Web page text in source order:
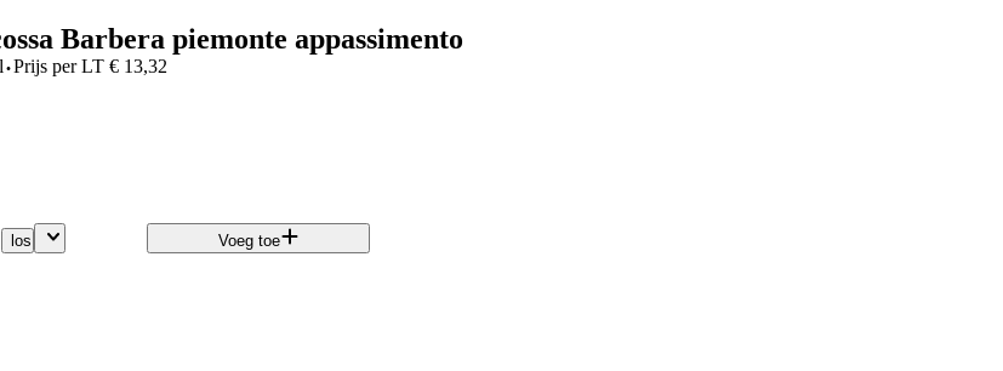
Barbera piemonte appassimento
·Prijs per LT€ 13,32
los Voeg toe